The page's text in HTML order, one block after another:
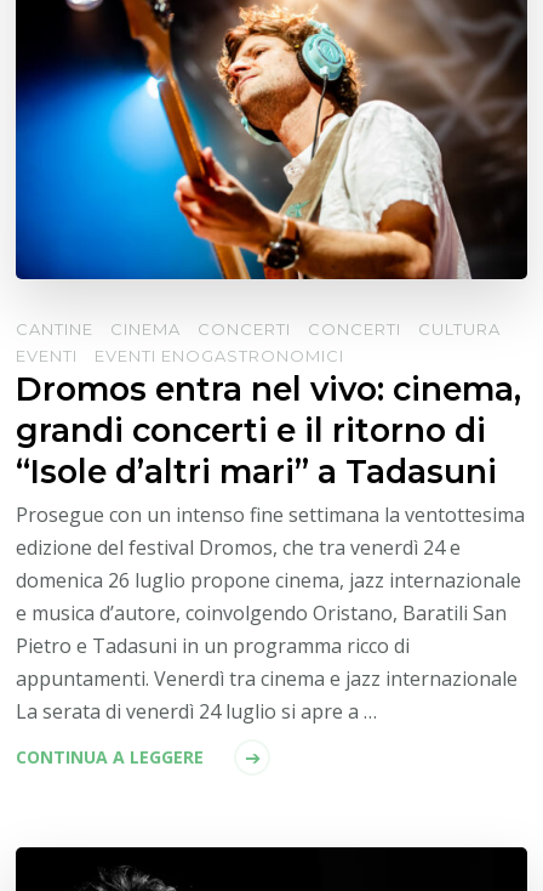
CANTINE CINEMA CONCERTI CONCERTI
CULTURA
EVENTI
EVENTI ENOGASTRONOMICI
Dromos entra nel vivo: cinema,
grandi concerti e il ritorno di
“Isole d’altri mari” a Tadasuni
Prosegue con un intenso fine settimana la ventottesima
edizione del festival Dromos, che tra venerdì 24 e
domenica 26 luglio propone cinema, jazz internazionale
e musica d’autore, coinvolgendo Oristano, Baratili San
Pietro e Tadasuni in un programma ricco di
appuntamenti. Venerdì tra cinema e jazz internazionale
La serata di venerdì 24 luglio si apre a …
CONTINUA A LEGGERE